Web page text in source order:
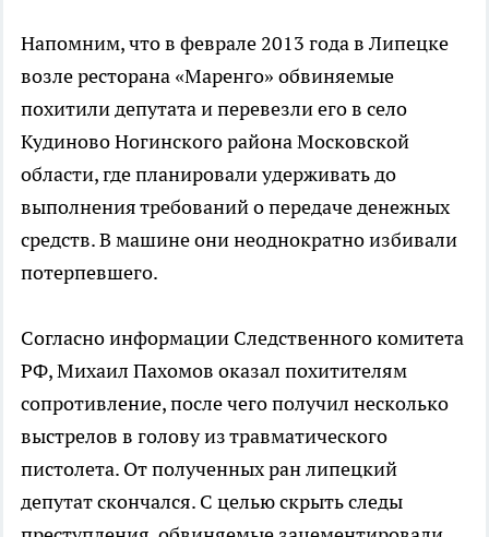
Напомним, что в феврале 2013 года в Липецке
возле ресторана «Маренго» обвиняемые
похитили депутата и перевезли его в село
Кудиново Ногинского района Московской
области, где планировали удерживать до
выполнения требований о передаче денежных
средств. В машине они неоднократно избивали
потерпевшего.
Согласно информации Следственного комитета
РФ, Михаил Пахомов оказал похитителям
сопротивление, после чего получил несколько
выстрелов в голову из травматического
пистолета. От полученных ран липецкий
депутат скончался. С целью скрыть следы